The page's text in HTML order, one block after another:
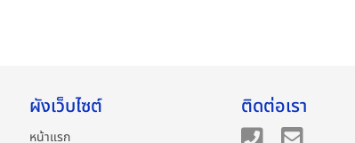
ผังเว็บไซต์
หน้าแรก
ติดต่อเรา